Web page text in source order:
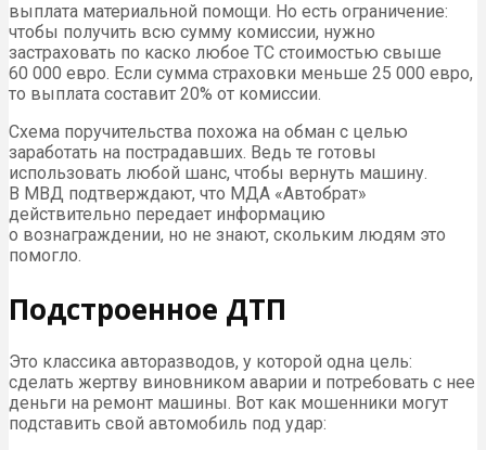
выплата материальной помощи. Но есть ограничение:
чтобы получить всю сумму комиссии, нужно
застраховать по каско любое ТС стоимостью свыше
60 000 евро. Если сумма страховки меньше 25 000 евро,
то выплата составит 20% от комиссии.
Схема поручительства похожа на обман с целью
заработать на пострадавших. Ведь те готовы
использовать любой шанс, чтобы вернуть машину.
В МВД подтверждают, что МДА «Автобрат»
действительно передает информацию
о вознаграждении, но не знают, скольким людям это
помогло.
Подстроенное ДТП
Это классика авторазводов, у которой одна цель:
сделать жертву виновником аварии и потребовать с нее
деньги на ремонт машины. Вот как мошенники могут
подставить свой автомобиль под удар: